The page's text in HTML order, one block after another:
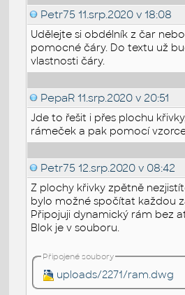
Petr75 11.srp.2020 v 18:08
Udělejte si obdélník z čar
pomocné čáry. Do textu už
vlastnosti čáry.
PepaR 11.srp.2020 v 20:51
Jde to řešit i přes plochu
rámeček a pak pomocí
Petr75 12.srp.2020 v 08:42
Z plochy křivky zpětně
bylo možné spočítat každou
Připojuji dynamický rám bez
Blok je v souboru.
Připojené soubory
uploads/2271/ram.dwg